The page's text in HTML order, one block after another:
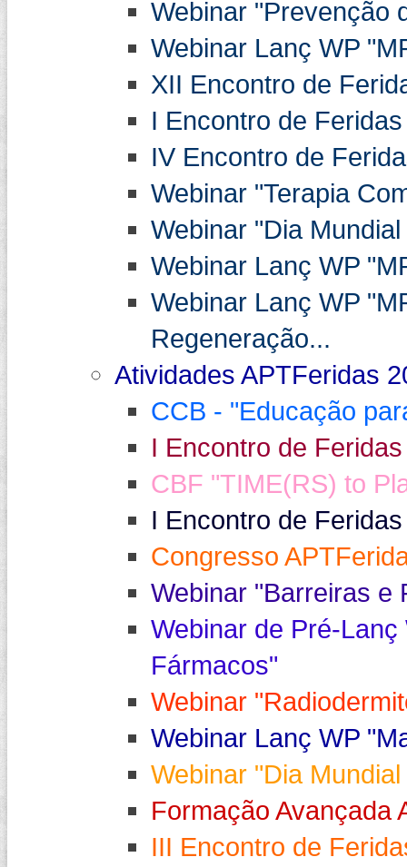
Webinar "Prevenção
Webinar Lanç WP
XII Encontro de
I Encontro de
IV Encontro de
Webinar "Terapia
Webinar "Dia
Webinar Lanç WP
Webinar Lanç WP
Regeneração...
Atividades APTFeridas
CCB - "Educação
I Encontro de
CBF "TIME(RS) to
I Encontro de
Congresso
Webinar "Barreiras e
Webinar de Pré-
Fármacos"
Webinar
Webinar Lanç WP
Webinar "Dia
Formação Avançada
III Encontro de